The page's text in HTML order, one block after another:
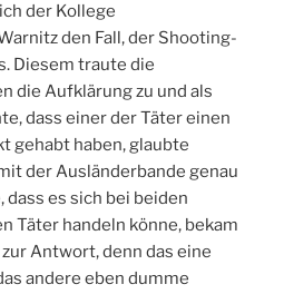
der Kollege
den Fall, der Shooting-
Diesem traute die
die Aufklärung zu und als
dass einer der Täter einen
gehabt haben, glaubte
der Ausländerbande genau
es sich bei beiden
Täter handeln könne, bekam
Antwort, denn das eine
andere eben dumme